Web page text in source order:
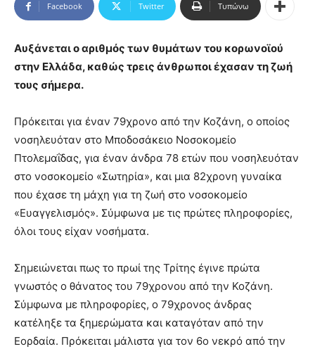
Facebook Twitter Τυπώνω
Αυξάνεται ο αριθμός των θυμάτων του κορωνοϊού
στην Ελλάδα, καθώς τρεις άνθρωποι έχασαν τη ζωή
τους σήμερα.
Πρόκειται για έναν 79χρονο από την Κοζάνη, ο οποίος
νοσηλευόταν στο Μποδοσάκειο Νοσοκομείο
Πτολεμαΐδας, για έναν άνδρα 78 ετών που νοσηλευόταν
στο νοσοκομείο «Σωτηρία», και μια 82χρονη γυναίκα
που έχασε τη μάχη για τη ζωή στο νοσοκομείο
«Ευαγγελισμός». Σύμφωνα με τις πρώτες πληροφορίες,
όλοι τους είχαν νοσήματα.
Σημειώνεται πως το πρωί της Τρίτης έγινε πρώτα
γνωστός ο θάνατος του 79χρονου από την Κοζάνη.
Σύμφωνα με πληροφορίες, ο 79χρονος άνδρας
κατέληξε τα ξημερώματα και καταγόταν από την
Εορδαία. Πρόκειται μάλιστα για τον 6ο νεκρό από την